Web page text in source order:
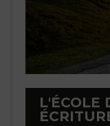
L'ÉCOLE